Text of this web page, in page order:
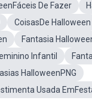
De Fazer
CoisasDe Halloween
Fantasia
Infantil
HalloweenPNG
Usada